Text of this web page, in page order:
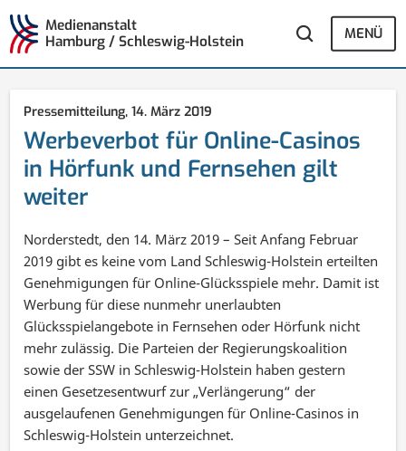
Medienanstalt
Hamburg / Schleswig-Holstein
MENÜ
Pressemitteilung,14. März 2019
Werbeverbot für Online-Casinos
in Hörfunk und Fernsehen gilt
weiter
Norderstedt, den 14. März 2019 – Seit Anfang Februar
2019 gibt es keine vom Land Schleswig-Holstein erteilten
Genehmigungen für Online-Glücksspiele mehr. Damit ist
Werbung für diese nunmehr unerlaubten
Glücksspielangebote in Fernsehen oder Hörfunk nicht
mehr zulässig. Die Parteien der Regierungskoalition
sowie der SSW in Schleswig-Holstein haben gestern
einen Gesetzesentwurf zur „Verlängerung“ der
ausgelaufenen Genehmigungen für Online-Casinos in
Schleswig-Holstein unterzeichnet.